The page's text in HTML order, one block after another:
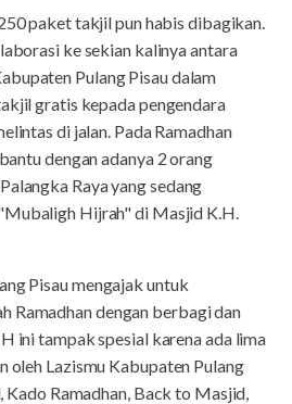
paket takjil pun habis dibagikan.
ke sekian kalinya antara
Pulang Pisau dalam
gratis kepada pengendara
di jalan. Pada Ramadhan
dengan adanya 2 orang
Raya yang sedang
Hijrah" di Masjid K.H.
Pisau mengajak untuk
Ramadhan dengan berbagi dan
ini tampak spesial karena ada lima
oleh Lazismu Kabupaten Pulang
Kado Ramadhan, Back to Masjid,